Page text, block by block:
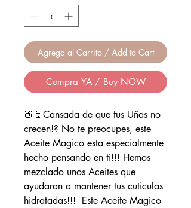
Agrega al Carrito / Add to Cart
Compra YA / Buy NOW
🍑🍑Cansada de que tus Uñas no
crecen!? No te preocupes, este
Aceite Magico esta especialmente
hecho pensando en ti!!! Hemos
mezclado unos Aceites que
ayudaran a mantener tus cuticulas
hidratadas!!! Este Aceite Magico